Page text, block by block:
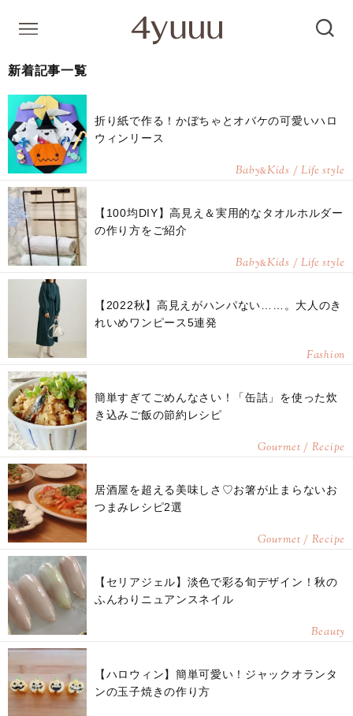
新着記事一覧
折り紙で作る！かぼちゃとオバケの可愛いハロ
ウィンリース
Baby&Kids / Life style
【100均DIY】高見え＆実用的なタオルホルダー
の作り方をご紹介
Baby&Kids / Life style
【2022秋】高見えがハンパない……。大人のき
れいめワンピース5連発
Fashion
簡単すぎてごめんなさい！「缶詰」を使った炊
き込みご飯の節約レシピ
Gourmet / Recipe
居酒屋を超える美味しさ♡お箸が止まらないお
つまみレシピ2選
Gourmet / Recipe
【セリアジェル】淡色で彩る旬デザイン！秋の
ふんわりニュアンスネイル
Beauty
【ハロウィン】簡単可愛い！ジャックオランタ
ンの玉子焼きの作り方